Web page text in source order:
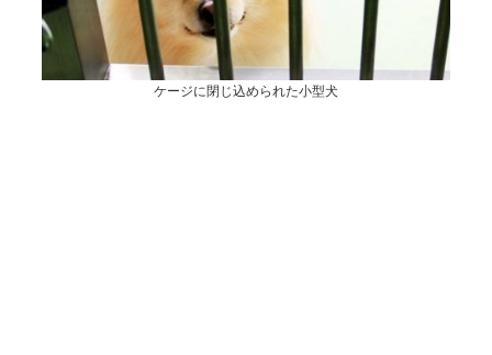
ケージに閉じ込められた小型犬